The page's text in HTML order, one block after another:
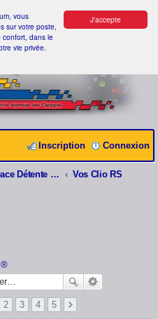
J'accepte
vous
sur votre poste,
confort, dans le
vie privée.
Connexion
Inscription
L'Espace Détente Clio RS Concept ® Vos Clio RS
®
2 3 4 5